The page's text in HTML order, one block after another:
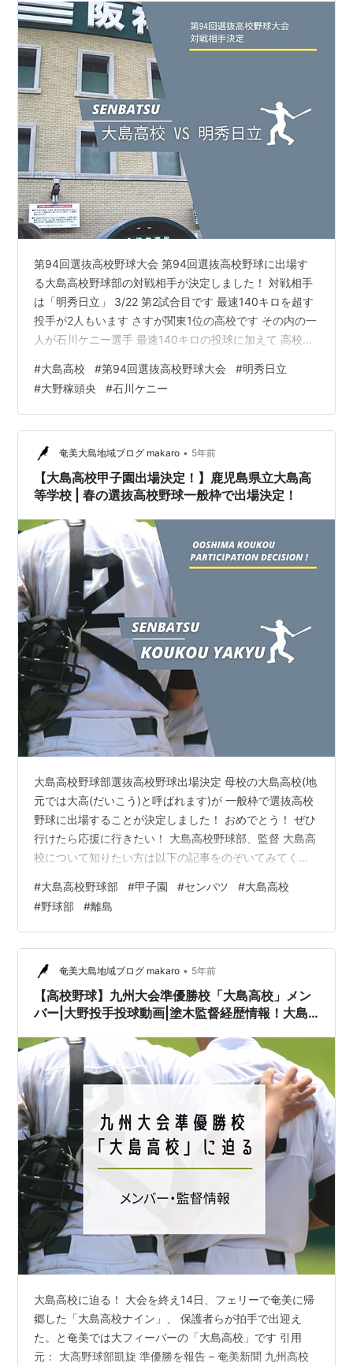
第94回選抜高校野球大会 第94回選抜高校野球に出場す
る大島高校野球部の対戦相手が決定しました！ 対戦相手
は「明秀日立」 3/22 第2試合目です 最速140キロを超す
投手が2人もいます さすが関東1位の高校です その内の一
人が石川ケニー選手 最速140キロの投球に加えて 高校通
いです！ 結果 大島 vs 明秀日立 0 vs 8で負けてしまいま
した。。。 力負けですね。。。ただよく出場してくれた
と思います。離島の希望です！ 次は夏に出場できるよう
準備してほしです！ 大野稼頭央投手の球自体は悪くなか
ったと思います ストレートにはキレがありM…
#大島高校 #第94回選抜高校野球大会 #明秀日立
#大野稼頭央 #石川ケニー
奄美大島地域ブログ makaro • 5年前
【大島高校甲子園出場決定！】鹿児島県立大島高
等学校 | 春の選抜高校野球一般枠で出場決定！
大島高校野球部選抜高校野球出場決定 母校の大島高校(地
元では大高(だいこう)と呼ばれます)が 一般枠で選抜高校
野球に出場することが決定しました！ おめでとう！ ぜひ
行けたら応援に行きたい！ 大島高校野球部、監督 大島高
校について知りたい方は以下の記事をのぞいてみてくだ
atakosha.hatenablog.com
#大島高校野球部 #甲子園 #センバツ #大島高校
#野球部 #離島
奄美大島地域ブログ makaro • 5年前
【高校野球】九州大会準優勝校「大島高校」メン
バー|大野投手投球動画|塗木監督経歴情報！大島
大島高校に迫る！ 大会を終え14日、フェリーで奄美に帰
郷した「大島高校ナイン」、 保護者らが拍手で出迎え
た。と奄美では大フィーバーの「大島高校」です 引用
元： 大高野球部凱旋 準優勝を報告 – 奄美新聞 九州高校